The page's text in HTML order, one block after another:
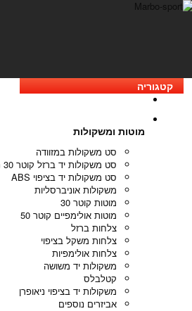
קטגוריה
מוטות ומשקולות
סט משקולות במזוודה
סט משקולות יד ברזל קוטר 30 מ"מ
סט משקולות יד בציפוי ABS
משקולות אוניברסליות
מוטות קוטר 30
מוטות אולימפיים קוטר 50
צלחות ברזל
צלחות משקל בציפוי
צלחות אולימפיות
משקולות יד משושה
קטלבלס
משקולות יד בציפוי ניאופרן
אביזרים נוספים